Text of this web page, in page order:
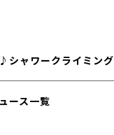
シャワークライミング
ース一覧